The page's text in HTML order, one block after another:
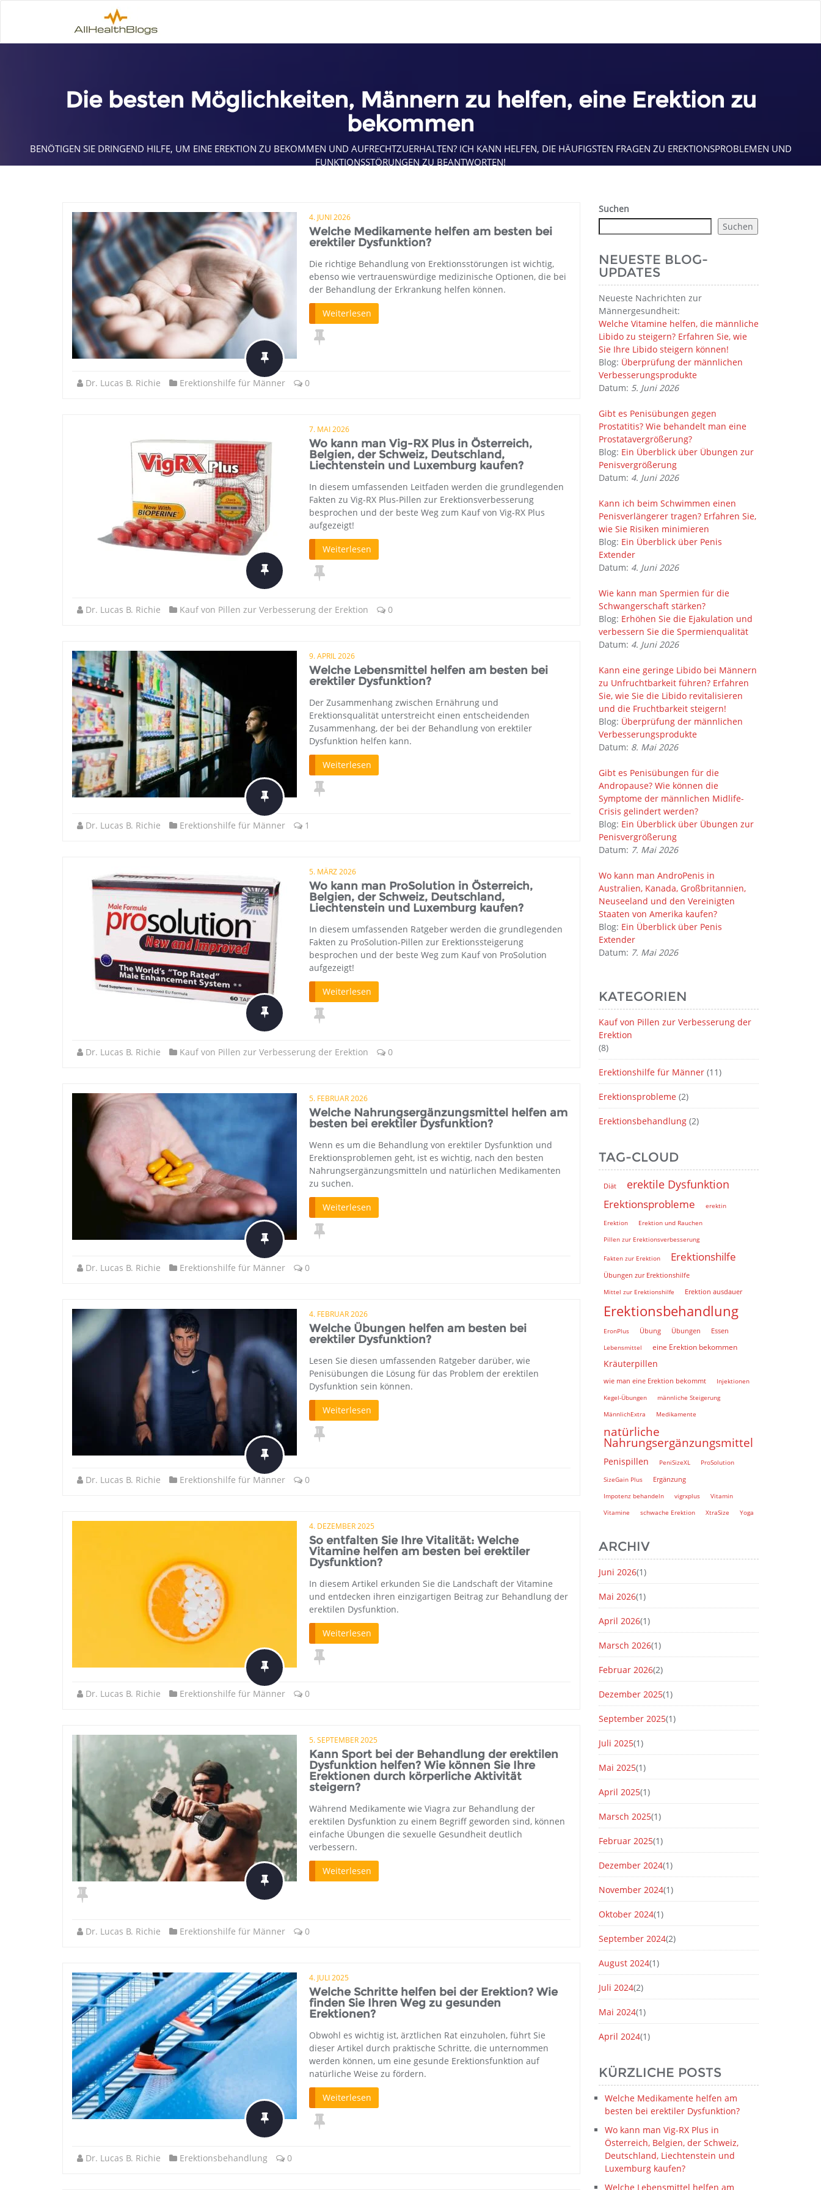
Die besten Möglichkeiten, Männern zu helfen, eine Erektion zu
bekommen
BENÖTIGEN SIE DRINGEND HILFE, UM EINE EREKTION ZU BEKOMMEN UND AUFRECHTZUERHALTEN? ICH KANN HELFEN, DIE HÄUFIGSTEN FRAGEN ZU EREKTIONSPROBLEMEN UND
FUNKTIONSSTÖRUNGEN ZU BEANTWORTEN!
4. JUNI 2026
Welche Medikamente helfen am besten bei
erektiler Dysfunktion?
Die richtige Behandlung von Erektionsstörungen ist wichtig,
ebenso wie vertrauenswürdige medizinische Optionen, die bei
der Behandlung der Erkrankung helfen können.
Weiterlesen
Dr. Lucas B. Richie Erektionshilfe für Männer 0
7. MAI 2026
Wo kann man Vig-RX Plus in Österreich,
Belgien, der Schweiz, Deutschland,
Liechtenstein und Luxemburg kaufen?
In diesem umfassenden Leitfaden werden die grundlegenden
Fakten zu Vig-RX Plus-Pillen zur Erektionsverbesserung
besprochen und der beste Weg zum Kauf von Vig-RX Plus
aufgezeigt!
Weiterlesen
Dr. Lucas B. Richie Kauf von Pillen zur Verbesserung der Erektion 0
9. APRIL 2026
Welche Lebensmittel helfen am besten bei
erektiler Dysfunktion?
Der Zusammenhang zwischen Ernährung und
Erektionsqualität unterstreicht einen entscheidenden
Zusammenhang, der bei der Behandlung von erektiler
Dysfunktion helfen kann.
Weiterlesen
Dr. Lucas B. Richie Erektionshilfe für Männer 1
5. MÄRZ 2026
Wo kann man ProSolution in Österreich,
Belgien, der Schweiz, Deutschland,
Liechtenstein und Luxemburg kaufen?
In diesem umfassenden Ratgeber werden die grundlegenden
Fakten zu ProSolution-Pillen zur Erektionssteigerung
besprochen und der beste Weg zum Kauf von ProSolution
aufgezeigt!
Weiterlesen
Dr. Lucas B. Richie Kauf von Pillen zur Verbesserung der Erektion 0
5. FEBRUAR 2026
Welche Nahrungsergänzungsmittel helfen am
besten bei erektiler Dysfunktion?
Wenn es um die Behandlung von erektiler Dysfunktion und
Erektionsproblemen geht, ist es wichtig, nach den besten
Nahrungsergänzungsmitteln und natürlichen Medikamenten
zu suchen.
Weiterlesen
Dr. Lucas B. Richie Erektionshilfe für Männer 0
4. FEBRUAR 2026
Welche Übungen helfen am besten bei
erektiler Dysfunktion?
Lesen Sie diesen umfassenden Ratgeber darüber, wie
Penisübungen die Lösung für das Problem der erektilen
Dysfunktion sein können.
Weiterlesen
Dr. Lucas B. Richie Erektionshilfe für Männer 0
4. DEZEMBER 2025
So entfalten Sie Ihre Vitalität: Welche
Vitamine helfen am besten bei erektiler
Dysfunktion?
In diesem Artikel erkunden Sie die Landschaft der Vitamine
und entdecken ihren einzigartigen Beitrag zur Behandlung der
erektilen Dysfunktion.
Weiterlesen
Dr. Lucas B. Richie Erektionshilfe für Männer 0
5. SEPTEMBER 2025
Kann Sport bei der Behandlung der erektilen
Dysfunktion helfen? Wie können Sie Ihre
Erektionen durch körperliche Aktivität
steigern?
Während Medikamente wie Viagra zur Behandlung der
erektilen Dysfunktion zu einem Begriff geworden sind, können
einfache Übungen die sexuelle Gesundheit deutlich
verbessern.
Weiterlesen
Dr. Lucas B. Richie Erektionshilfe für Männer 0
4. JULI 2025
Welche Schritte helfen bei der Erektion? Wie
finden Sie Ihren Weg zu gesunden
Erektionen?
Obwohl es wichtig ist, ärztlichen Rat einzuholen, führt Sie
dieser Artikel durch praktische Schritte, die unternommen
werden können, um eine gesunde Erektionsfunktion auf
natürliche Weise zu fördern.
Weiterlesen
Dr. Lucas B. Richie Erektionsbehandlung 0
Suchen
Suchen
NEUESTE BLOG-
UPDATES
Neueste Nachrichten zur
Männergesundheit:
Welche Vitamine helfen, die männliche
Libido zu steigern? Erfahren Sie, wie
Sie Ihre Libido steigern können!
Blog: Überprüfung der männlichen
Verbesserungsprodukte
Datum: 5. Juni 2026
Gibt es Penisübungen gegen
Prostatitis? Wie behandelt man eine
Prostatavergrößerung?
Blog: Ein Überblick über Übungen zur
Penisvergrößerung
Datum: 4. Juni 2026
Kann ich beim Schwimmen einen
Penisverlängerer tragen? Erfahren Sie,
wie Sie Risiken minimieren
Blog: Ein Überblick über Penis
Extender
Datum: 4. Juni 2026
Wie kann man Spermien für die
Schwangerschaft stärken?
Blog: Erhöhen Sie die Ejakulation und
verbessern Sie die Spermienqualität
Datum: 4. Juni 2026
Kann eine geringe Libido bei Männern
zu Unfruchtbarkeit führen? Erfahren
Sie, wie Sie die Libido revitalisieren
und die Fruchtbarkeit steigern!
Blog: Überprüfung der männlichen
Verbesserungsprodukte
Datum: 8. Mai 2026
Gibt es Penisübungen für die
Andropause? Wie können die
Symptome der männlichen Midlife-
Crisis gelindert werden?
Blog: Ein Überblick über Übungen zur
Penisvergrößerung
Datum: 7. Mai 2026
Wo kann man AndroPenis in
Australien, Kanada, Großbritannien,
Neuseeland und den Vereinigten
Staaten von Amerika kaufen?
Blog: Ein Überblick über Penis
Extender
Datum: 7. Mai 2026
KATEGORIEN
Kauf von Pillen zur Verbesserung der
Erektion
(8)
Erektionshilfe für Männer(11)
Erektionsprobleme(2)
Erektionsbehandlung(2)
TAG-CLOUD
Diät erektile Dysfunktion
Erektionsprobleme
erektin
Erektion
Erektion und Rauchen
Pillen zur Erektionsverbesserung
Fakten zur Erektion Erektionshilfe
Übungen zur Erektionshilfe
Mittel zur Erektionshilfe Erektion ausdauer
Erektionsbehandlung
EronPlus Übung Übungen
Essen
Lebensmittel
eine Erektion bekommen
Kräuterpillen
wie man eine Erektion bekommt
Injektionen
Kegel-Übungen
männliche Steigerung
MännlichExtra
Medikamente
natürliche
Nahrungsergänzungsmittel
Penispillen PeniSizeXL
ProSolution
SizeGain Plus
Ergänzung
Impotenz behandeln vigrxplus
Vitamin
Vitamine
schwache Erektion XtraSize Yoga
ARCHIV
Juni 2026(1)
Mai 2026(1)
April 2026(1)
Marsch 2026(1)
Februar 2026(2)
Dezember 2025(1)
September 2025(1)
Juli 2025(1)
Mai 2025(1)
April 2025(1)
Marsch 2025(1)
Februar 2025(1)
Dezember 2024(1)
November 2024(1)
Oktober 2024(1)
September 2024(2)
August 2024(1)
Juli 2024(2)
Mai 2024(1)
April 2024(1)
KÜRZLICHE POSTS
Welche Medikamente helfen am
besten bei erektiler Dysfunktion?
Wo kann man Vig-RX Plus in
Österreich, Belgien, der Schweiz,
Deutschland, Liechtenstein und
Luxemburg kaufen?
Welche Lebensmittel helfen am